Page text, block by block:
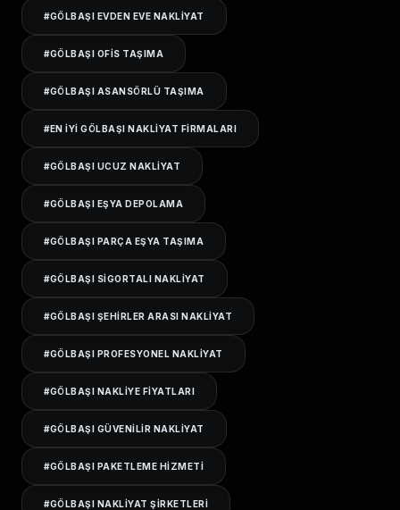
#GÖLBAŞI EVDEN EVE NAKLIYAT
#GÖLBAŞI OFIS TAŞIMA
#GÖLBAŞI ASANSÖRLÜ TAŞIMA
#EN IYI GÖLBAŞI NAKLIYAT FIRMALARI
#GÖLBAŞI UCUZ NAKLIYAT
#GÖLBAŞI EŞYA DEPOLAMA
#GÖLBAŞI PARÇA EŞYA TAŞIMA
#GÖLBAŞI SIGORTALI NAKLIYAT
#GÖLBAŞI ŞEHIRLER ARASI NAKLIYAT
#GÖLBAŞI PROFESYONEL NAKLIYAT
#GÖLBAŞI NAKLIYE FIYATLARI
#GÖLBAŞI GÜVENILIR NAKLIYAT
#GÖLBAŞI PAKETLEME HIZMETI
#GÖLBAŞI NAKLIYAT ŞIRKETLERI